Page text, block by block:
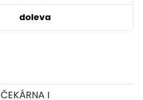
ČEKÁRNA I
doleva